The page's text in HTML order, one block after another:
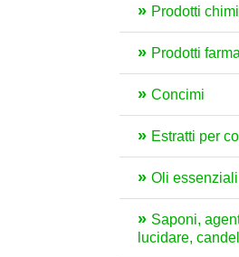
Prodotti
Prodotti
Concimi
Estratti per
Oli
Saponi,
lucidare,